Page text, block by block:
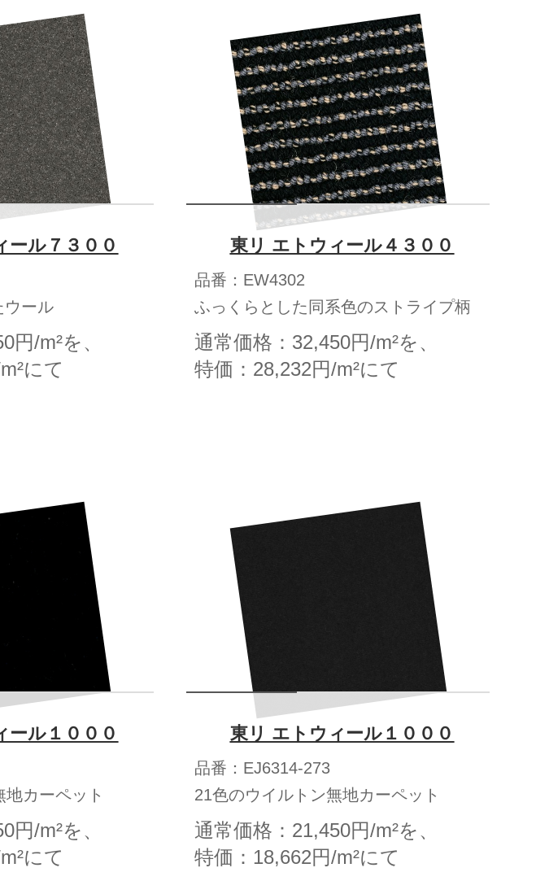
ール７３００
ウール
円/m²を、
にて
東リ エトウィール４３００
品番：EW4302
ふっくらとした同系色のストライプ柄
通常価格：32,450円/m²を、
特価：28,232円/m²にて
ール１０００
カーペット
円/m²を、
にて
東リ エトウィール１０００
品番：EJ6314-273
21色のウイルトン無地カーペット
通常価格：21,450円/m²を、
特価：18,662円/m²にて